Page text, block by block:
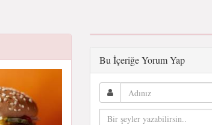
Bu İçeriğe Yorum Yap